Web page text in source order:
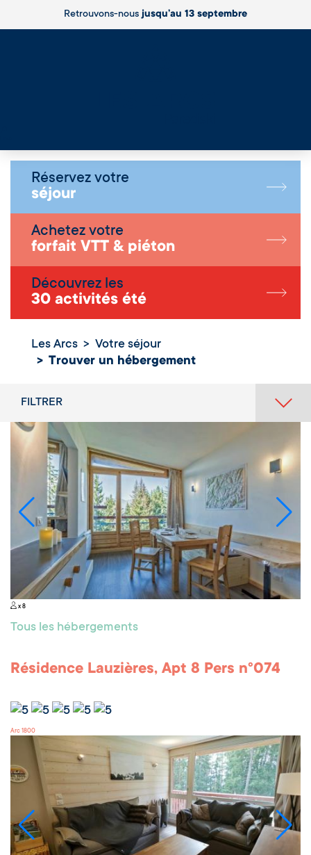
Retrouvons-nousjusqu’au 13 septembre
Réservez votre
séjour
Achetez votre
forfait VTT & piéton
Découvrez les
30 activités été
Les Arcs
Votre séjour
Trouver un hébergement
FILTRER
x 8
Tous les hébergements
Résidence Lauzières, Apt 8 Pers n°074
Arc 1800